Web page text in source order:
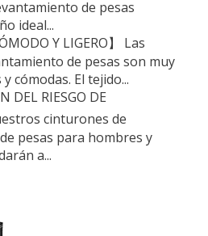
de pesas
ideal...
Y LIGERO】 Las
de pesas son muy
cómodas. El tejido...
DEL RIESGO DE
cinturones de
pesas para hombres y
a...